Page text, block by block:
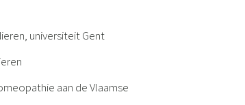
universiteit Gent
aan de Vlaamse